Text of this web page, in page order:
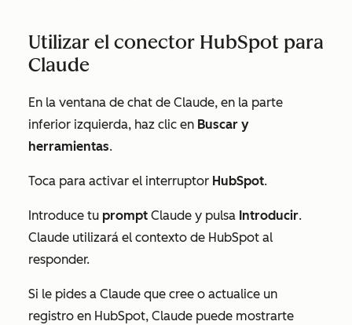
Utilizar el conector HubSpot para
Claude
En la ventana de chat de Claude, en la parte
inferior izquierda, haz clic en Buscar y
herramientas.
Toca para activar el interruptor HubSpot.
Introduce tu prompt Claude y pulsa Introducir.
Claude utilizará el contexto de HubSpot al
responder.
Si le pides a Claude que cree o actualice un
registro en HubSpot, Claude puede mostrarte